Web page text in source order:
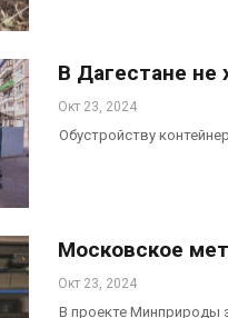
В Дагестане не
Окт 23, 2024
Обустройству
Московское
Окт 23, 2024
В проекте Минприроды